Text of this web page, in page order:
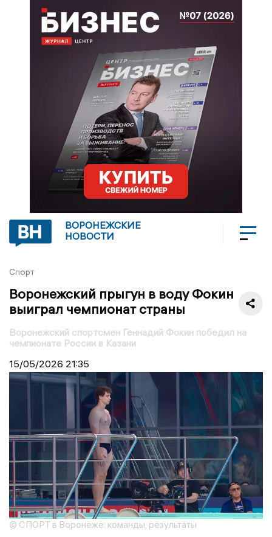
ВОРОНЕЖСКИЕ
НОВОСТИ
Спорт
Воронежский прыгун в воду Фокин
выиграл чемпионат страны
Воронежский спортсмен Геннадий Фокин победил на
чемпионате России в Казани
15/05/2026 21:35
© СПОРТ в Воронеже: команды, результаты